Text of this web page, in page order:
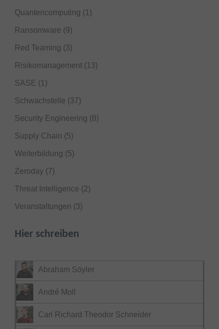
Quantencomputing (1)
Ransomware (9)
Red Teaming (3)
Risikomanagement (13)
SASE (1)
Schwachstelle (37)
Security Engineering (8)
Supply Chain (5)
Weiterbildung (5)
Zeroday (7)
Threat Intelligence (2)
Veranstaltungen (3)
Hier schreiben
Abraham Söyler
André Moll
Carl Richard Theodor Schneider